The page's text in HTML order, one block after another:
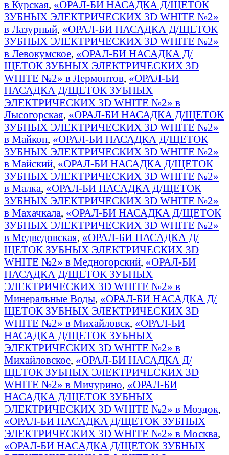
в Курская, «ОРАЛ-БИ НАСАДКА Д/ЩЕТОК
ЗУБНЫХ ЭЛЕКТРИЧЕСКИХ 3D WHITE №2»
в Лазурный, «ОРАЛ-БИ НАСАДКА Д/ЩЕТОК
ЗУБНЫХ ЭЛЕКТРИЧЕСКИХ 3D WHITE №2»
в Левокумское, «ОРАЛ-БИ НАСАДКА Д/
ЩЕТОК ЗУБНЫХ ЭЛЕКТРИЧЕСКИХ 3D
WHITE №2» в Лермонтов, «ОРАЛ-БИ
НАСАДКА Д/ЩЕТОК ЗУБНЫХ
ЭЛЕКТРИЧЕСКИХ 3D WHITE №2» в
Лысогорская, «ОРАЛ-БИ НАСАДКА Д/ЩЕТОК
ЗУБНЫХ ЭЛЕКТРИЧЕСКИХ 3D WHITE №2»
в Майкоп, «ОРАЛ-БИ НАСАДКА Д/ЩЕТОК
ЗУБНЫХ ЭЛЕКТРИЧЕСКИХ 3D WHITE №2»
в Майский, «ОРАЛ-БИ НАСАДКА Д/ЩЕТОК
ЗУБНЫХ ЭЛЕКТРИЧЕСКИХ 3D WHITE №2»
в Малка, «ОРАЛ-БИ НАСАДКА Д/ЩЕТОК
ЗУБНЫХ ЭЛЕКТРИЧЕСКИХ 3D WHITE №2»
в Махачкала, «ОРАЛ-БИ НАСАДКА Д/ЩЕТОК
ЗУБНЫХ ЭЛЕКТРИЧЕСКИХ 3D WHITE №2»
в Медведовская, «ОРАЛ-БИ НАСАДКА Д/
ЩЕТОК ЗУБНЫХ ЭЛЕКТРИЧЕСКИХ 3D
WHITE №2» в Медногорский, «ОРАЛ-БИ
НАСАДКА Д/ЩЕТОК ЗУБНЫХ
ЭЛЕКТРИЧЕСКИХ 3D WHITE №2» в
Минеральные Воды, «ОРАЛ-БИ НАСАДКА Д/
ЩЕТОК ЗУБНЫХ ЭЛЕКТРИЧЕСКИХ 3D
WHITE №2» в Михайловск, «ОРАЛ-БИ
НАСАДКА Д/ЩЕТОК ЗУБНЫХ
ЭЛЕКТРИЧЕСКИХ 3D WHITE №2» в
Михайловское, «ОРАЛ-БИ НАСАДКА Д/
ЩЕТОК ЗУБНЫХ ЭЛЕКТРИЧЕСКИХ 3D
WHITE №2» в Мичурино, «ОРАЛ-БИ
НАСАДКА Д/ЩЕТОК ЗУБНЫХ
ЭЛЕКТРИЧЕСКИХ 3D WHITE №2» в Моздок,
«ОРАЛ-БИ НАСАДКА Д/ЩЕТОК ЗУБНЫХ
ЭЛЕКТРИЧЕСКИХ 3D WHITE №2» в Москва,
«ОРАЛ-БИ НАСАДКА Д/ЩЕТОК ЗУБНЫХ